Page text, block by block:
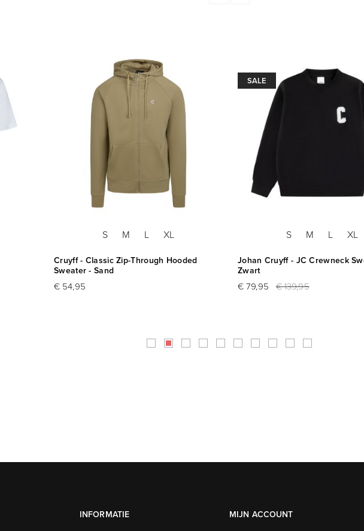
S M L XL
Cruyff - Classic Zip-Through Hooded
Sweater - Sand
€ 54,95
SALE
S M L XL
Johan Cruyff - JC Crewneck
Zwart
€ 79,95 € 139,95
INFORMATIE MIJN ACCOUNT